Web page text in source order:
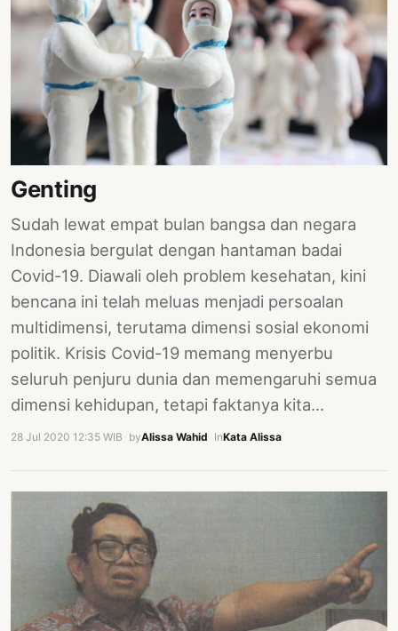
Genting
Sudah lewat empat bulan bangsa dan negara
Indonesia bergulat dengan hantaman badai
Covid-19. Diawali oleh problem kesehatan, kini
bencana ini telah meluas menjadi persoalan
multidimensi, terutama dimensi sosial ekonomi
politik. Krisis Covid-19 memang menyerbu
seluruh penjuru dunia dan memengaruhi semua
dimensi kehidupan, tetapi faktanya kita…
28 Jul 2020 12:35 WIB byAlissa Wahid InKata Alissa